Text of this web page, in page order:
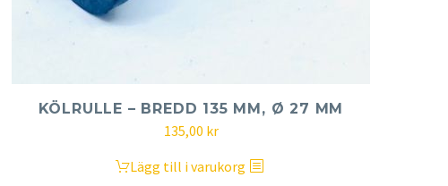
KÖLRULLE – BREDD 135 MM, Ø 27 MM
135,00 kr
Lägg till i varukorg